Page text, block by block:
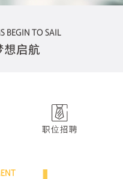
BEGIN TO SAIL
启航